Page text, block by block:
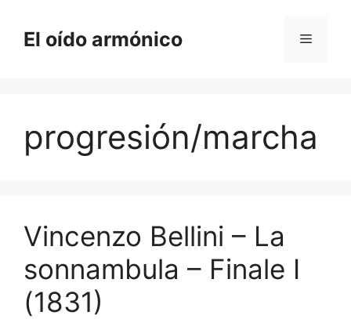
contenido
El oído armónico Menú
progresión/marcha
Vincenzo Bellini – La
sonnambula – Finale I
(1831)